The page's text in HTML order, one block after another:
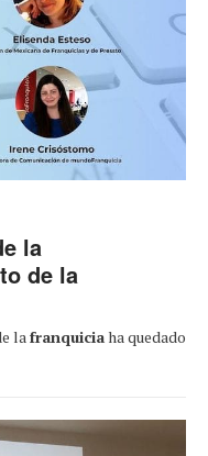
la
de la
la franquiciaha quedado